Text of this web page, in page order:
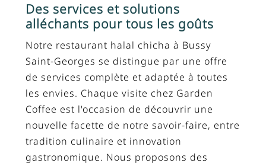
Des services et solutions
alléchants pour tous les goûts
Notre restaurant halal chicha à Bussy
Saint-Georges se distingue par une offre
de services complète et adaptée à toutes
les envies. Chaque visite chez Garden
Coffee est l'occasion de découvrir une
nouvelle facette de notre savoir-faire, entre
tradition culinaire et innovation
gastronomique. Nous proposons des